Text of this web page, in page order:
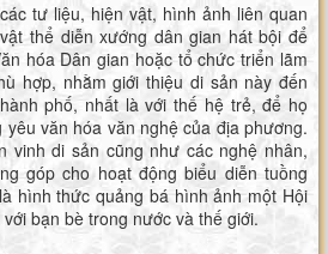
tư liệu, hiện vật, hình ảnh liên quan
thể diễn xướng dân gian hát bội để
hóa Dân gian hoặc tổ chức triển lãm
hợp, nhằm giới thiệu di sản này đến
phố, nhất là với thế hệ trẻ, để họ
văn hóa văn nghệ của địa phương.
vinh di sản cũng như các nghệ nhân,
góp cho hoạt động biểu diễn tuồng
hình thức quảng bá hình ảnh một Hội
bạn bè trong nước và thế giới.